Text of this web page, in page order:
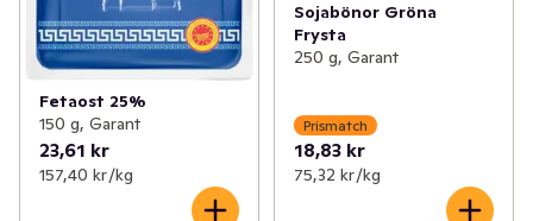
Fetaost 25%
150 g, Garant
23,61 kr
157,40 kr /kg
Sojabönor Gröna
Frysta
250 g, Garant
Prismatch
18,83 kr
75,32 kr /kg